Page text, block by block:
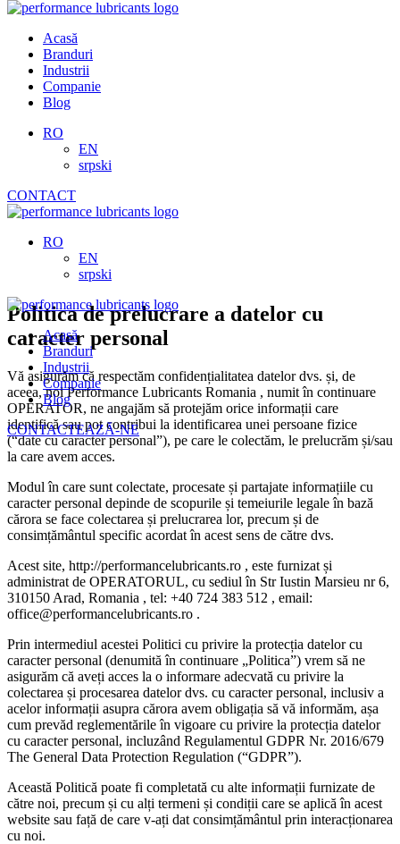
Skip
contentAcasă
Branduri
Industrii
Companie
Blog
RO
EN
srpski
CONTACT
RO
EN
srpski
Acasă
Branduri
Industrii
Companie
Blog
CONTACTEAZĂ-NE
Politica de prelucrare a datelor cu
caracter personal
Vă asigurăm că respectăm confidențialitatea datelor dvs. și, de
aceea, noi Performance Lubricants Romania , numit în continuare
OPERATOR, ne angajăm să protejăm orice informații care
identifică sau pot contribui la identificarea unei persoane fizice
(“date cu caracter personal”), pe care le colectăm, le prelucrăm și/sau
la care avem acces.
Modul în care sunt colectate, procesate și partajate informațiile cu
caracter personal depinde de scopurile și temeiurile legale în bază
cărora se face colectarea și prelucrarea lor, precum și de
consimțământul specific acordat în acest sens de către dvs.
Acest site, http://performancelubricants.ro , este furnizat și
administrat de OPERATORUL, cu sediul în Str Iustin Marsieu nr 6,
310150 Arad, Romania , tel: +40 724 383 512 , email:
office@performancelubricants.ro .
Prin intermediul acestei Politici cu privire la protecția datelor cu
caracter personal (denumită în continuare „Politica”) vrem să ne
asigurăm că aveți acces la o informare adecvată cu privire la
colectarea și procesarea datelor dvs. cu caracter personal, inclusiv a
acelor informații asupra cărora avem obligația să vă informăm, așa
cum prevăd reglementările în vigoare cu privire la protecția datelor
cu caracter personal, incluzând Regulamentul GDPR Nr. 2016/679
The General Data Protection Regulation (“GDPR”).
Această Politică poate fi completată cu alte informații furnizate de
către noi, precum și cu alți termeni și condiții care se aplică în acest
website sau față de care v-ați dat consimțământul prin interacționarea
cu noi.